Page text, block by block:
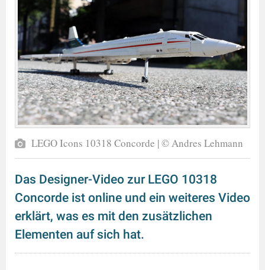
LEGO Icons 10318 Concorde | © Andres Lehmann
Das Designer-Video zur LEGO 10318
Concorde ist online und ein weiteres Video
erklärt, was es mit den zusätzlichen
Elementen auf sich hat.